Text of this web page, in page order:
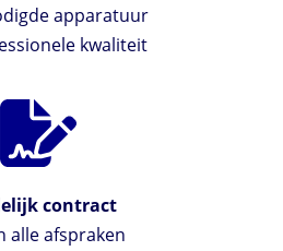
apparatuur
kwaliteit
contract
alle afspraken